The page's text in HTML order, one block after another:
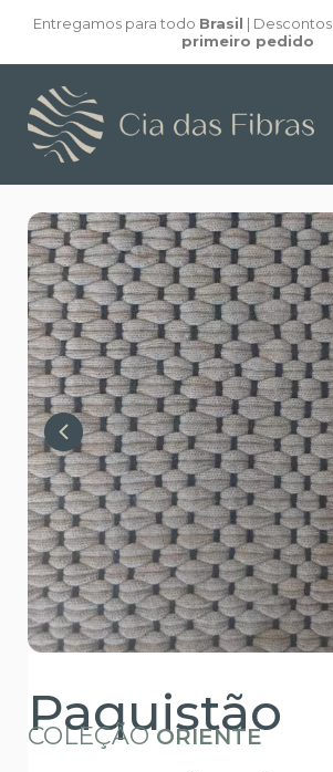
Entregamos para todo Brasil | Descontos
primeiro pedido
Paquistão
COLEÇÃOORIENTE